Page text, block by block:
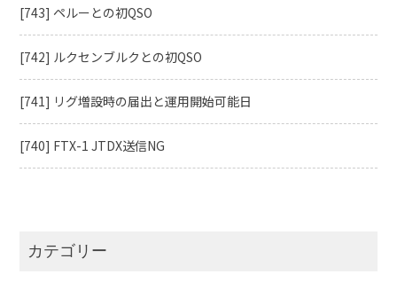
[743] ペルーとの初QSO
[742] ルクセンブルクとの初QSO
[741] リグ増設時の届出と運用開始可能日
[740] FTX-1 JTDX送信NG
カテゴリー